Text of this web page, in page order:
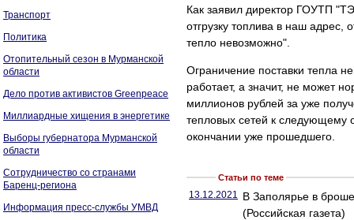
Транспорт
Политика
Отопительный сезон в Мурманской
области
Дело против активистов Greenpeace
Миллиардные хищения в энергетике
Выборы губернатора Мурманской
области
Сотрудничество со странами
Баренц-региона
Информация пресс-службы УМВД
Как заявил директор ГОУТП
отгрузку топлива в наш адрес,
тепло невозможно".
Ограничение поставки тепла
работает, а значит, не может
миллионов рублей за уже
тепловых сетей к следующему
окончании уже прошедшего.
Статьи по теме
13.12.2021 В Заполярье в
(Российская газета)